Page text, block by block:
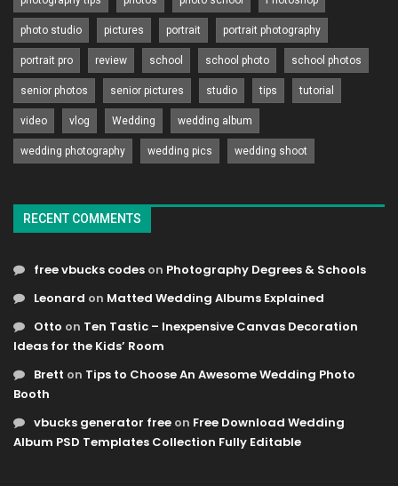
photo studio pictures portrait portrait photography
portrait pro review school school photo school photos
senior photos senior pictures studio tips tutorial
video vlog Wedding wedding album
wedding photography wedding pics wedding shoot
RECENT COMMENTS
free vbucks codes on Photography Degrees & Schools
Leonard on Matted Wedding Albums Explained
Otto on Ten Tastic – Inexpensive Canvas Decoration
Ideas for the Kids’ Room
Brett on Tips to Choose An Awesome Wedding Photo
Booth
vbucks generator free on Free Download Wedding
Album PSD Templates Collection Fully Editable